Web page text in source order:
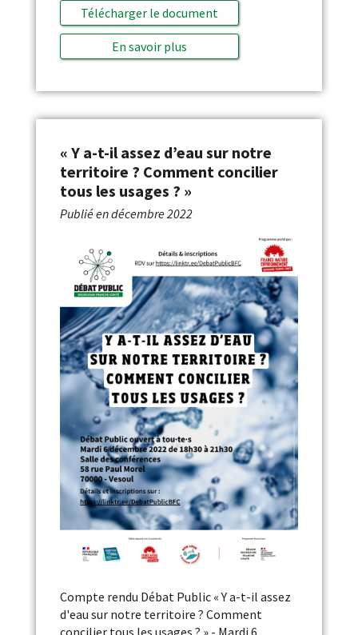
Télécharger le document
En savoir plus
« Y a-t-il assez d’eau sur notre
territoire ? Comment concilier
tous les usages ? »
Publié endécembre 2022
Compte rendu Débat Public « Y a-t-il assez
d'eau sur notre territoire ? Comment
concilier tous les usages ? » - Mardi 6